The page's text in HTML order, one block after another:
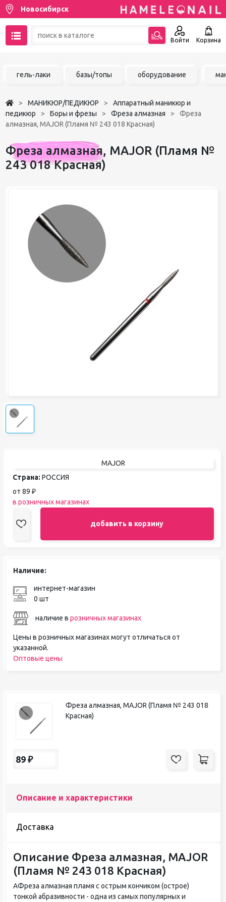
Новосибирск
Войти Корзина
Чат в MAX
Избранное
гель-лаки базы/топы оборудование
МАНИКЮР/ПЕДИКЮР
Аппаратный маникюр и
педикюр
Боры и фрезы Фреза алмазная
Фреза
алмазная, MAJOR (Пламя № 243 018 Красная)
Фреза алмазная, MAJOR (Пламя №
243 018 Красная)
MAJOR
Страна: РОССИЯ
от 89 ₽
в розничных магазинах
добавить в корзину
Наличие:
интернет-магазин
0 шт
наличие в розничных магазинах
Цены в розничных магазинах могут отличаться от
указанной.
Оптовые цены
Фреза алмазная, MAJOR (Пламя № 243 018
Красная)
89 ₽
Описание и характеристики
Доставка
Описание Фреза алмазная, MAJOR
(Пламя № 243 018 Красная)
АФреза алмазная пламя с острым кончиком (острое)
тонкой абразивности - одна из самых популярных и